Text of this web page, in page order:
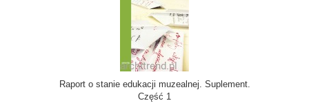
Raport o stanie edukacji muzealnej. Suplement.
Część 1